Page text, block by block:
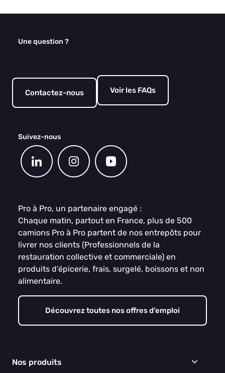
Une question ?
Contactez-nous Voir les FAQs
Suivez-nous
Pro à Pro, un partenaire engagé :
Chaque matin, partout en France, plus de 500
camions Pro à Pro partent de nos entrepôts pour
livrer nos clients (Professionnels de la
restauration collective et commerciale) en
produits d’épicerie, frais, surgelé, boissons et non
alimentaire.
Découvrez toutes nos offres d’emploi
Nos produits